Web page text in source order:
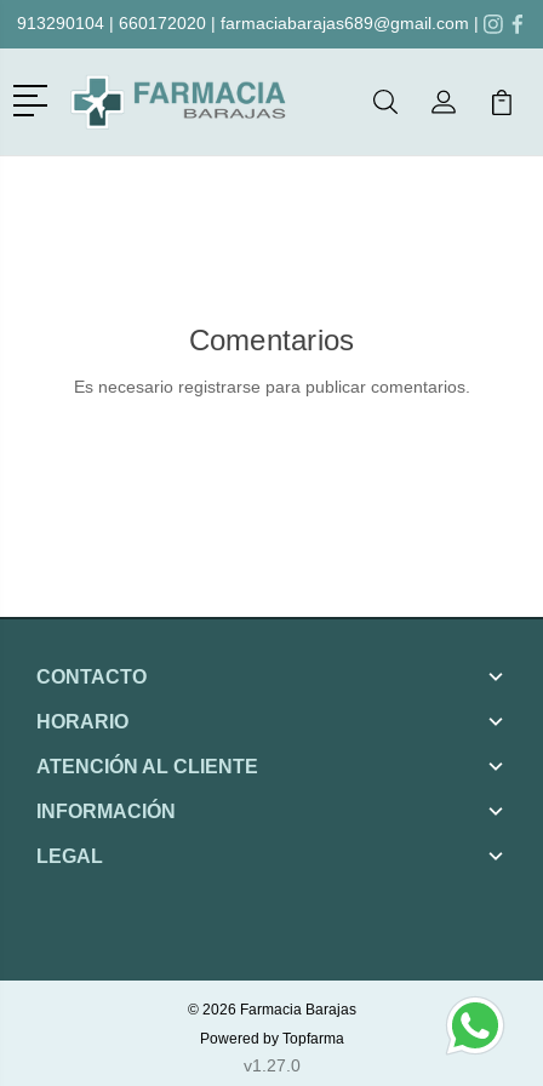
913290104| 660172020| farmaciabarajas689@gmail.com |
Menú
BuscarMi Cuenta
Mi
Comentarios
Es necesario registrarse para publicar comentarios.
CONTACTO
HORARIO
ATENCIÓN AL CLIENTE
INFORMACIÓN
LEGAL
© 2026 Farmacia Barajas
Powered by Topfarma
v1.27.0